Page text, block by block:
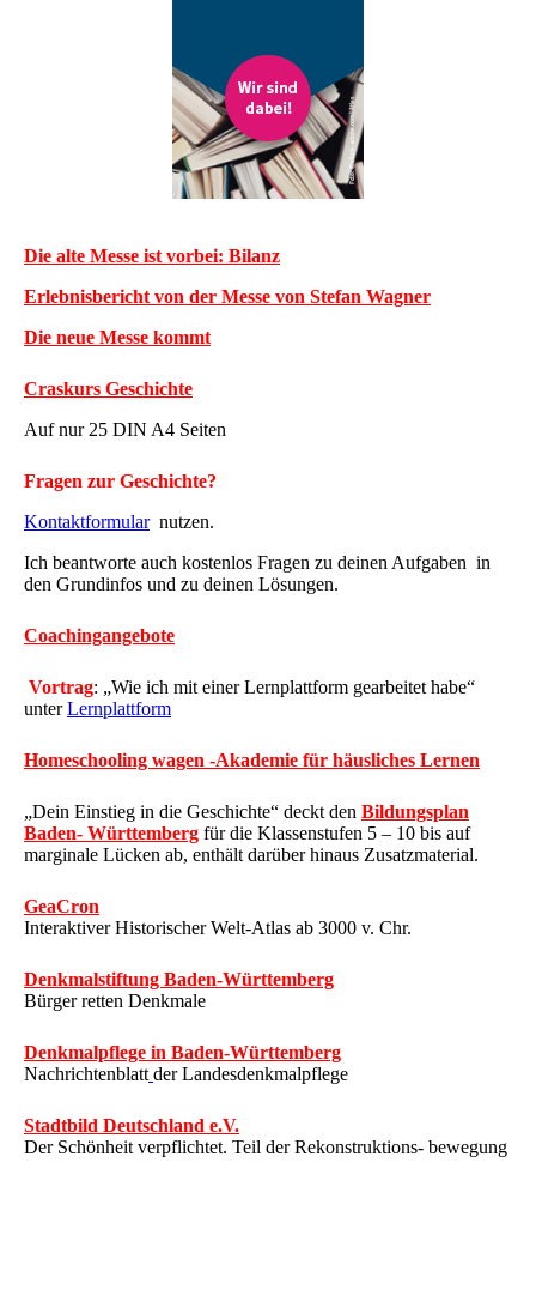
Die alte Messe ist vorbei: Bilanz
Erlebnisbericht von der Messe von Stefan Wagner
Die neue Messe kommt
Craskurs Geschichte
Auf nur 25 DIN A4 Seiten
Fragen zur Geschichte?
Kontaktformularnutzen.
Ich beantworte auch kostenlos Fragen zu deinen Aufgaben in
den Grundinfos und zu deinen Lösungen.
Coachingangebote
Vortrag: „Wie ich mit einer Lernplattform gearbeitet habe“
unterLernplattform
Homeschooling wagen -Akademie für häusliches Lernen
„Dein Einstieg in die Geschichte“ deckt den Bildungsplan
Baden- Württemberg für die Klassenstufen 5 – 10 bis auf
marginale Lücken ab, enthält darüber hinaus Zusatzmaterial.
GeaCron
Interaktiver Historischer Welt-Atlas ab 3000 v. Chr.
Denkmalstiftung Baden-Württemberg
Bürger retten Denkmale
Denkmalpflege in Baden-Württemberg
Nachrichtenblatt der Landesdenkmalpflege
Stadtbild Deutschland e.V.
Der Schönheit verpflichtet. Teil der Rekonstruktions- bewegung